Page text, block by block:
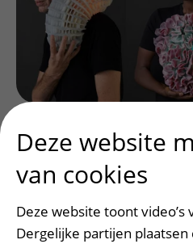
Intimate Implant (foto: Jasper
Een behandeling voor
ontwikkeling van nieuwe
moeten worden
Deze website
van cookies
Deze website toont video’s
Dergelijke partijen